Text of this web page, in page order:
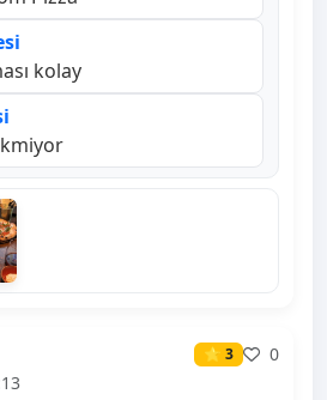
kolay
⭐ 3
0